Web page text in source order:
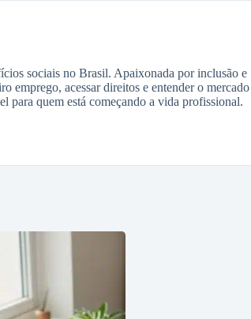
sociais no Brasil. Apaixonada por inclusão e
emprego, acessar direitos e entender o mercado
para quem está começando a vida profissional.